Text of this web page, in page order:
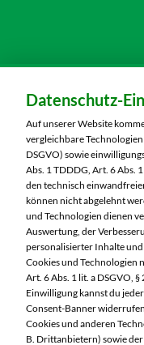
Mo:
Di:
Mi:
Do:
Datenschutz-
Auf unserer Website
vergleichbare
DSGVO) sowie
Abs. 1 TDDDG, Art. 6 Abs.
den technisch
können nicht abgelehnt
und Technologien dienen
Auswertung, der
personalisierter Inhalte und
Cookies und Technologien
Art. 6 Abs. 1 lit. a DSGVO,
Einwilligung kannst du
Consent-Banner
Cookies und anderen
B. Drittanbietern) sowie